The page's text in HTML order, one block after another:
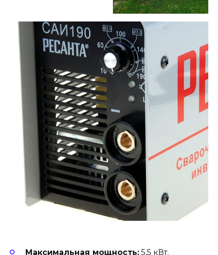
Максимальная мощность: 5,5 кВт.